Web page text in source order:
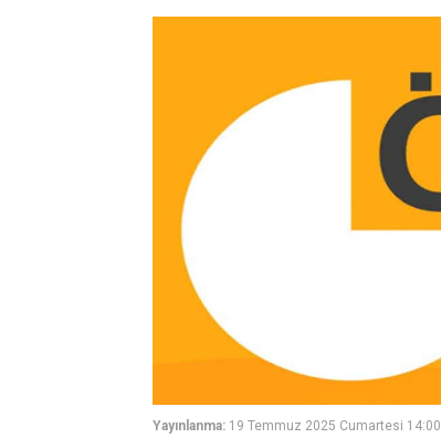
Yayınlanma: 19 Temmuz 2025 Cumartesi 14:00